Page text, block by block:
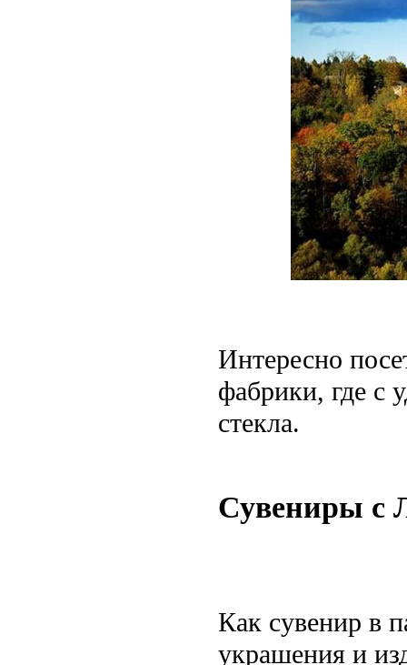
Интересно
фабрики, где с
стекла.
Сувениры с
Как сувенир в
украшения и